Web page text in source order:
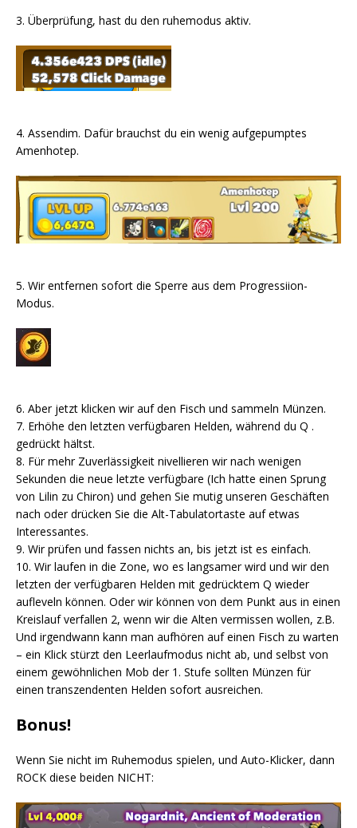
3. Überprüfung, hast du den ruhemodus aktiv.
4. Assendim. Dafür brauchst du ein wenig aufgepumptes
Amenhotep.
5. Wir entfernen sofort die Sperre aus dem Progressiion-
Modus.
6. Aber jetzt klicken wir auf den Fisch und sammeln Münzen.
7. Erhöhe den letzten verfügbaren Helden, während du Q .
gedrückt hältst.
8. Für mehr Zuverlässigkeit nivellieren wir nach wenigen
Sekunden die neue letzte verfügbare (Ich hatte einen Sprung
von Lilin zu Chiron) und gehen Sie mutig unseren Geschäften
nach oder drücken Sie die Alt-Tabulatortaste auf etwas
Interessantes.
9. Wir prüfen und fassen nichts an, bis jetzt ist es einfach.
10. Wir laufen in die Zone, wo es langsamer wird und wir den
letzten der verfügbaren Helden mit gedrücktem Q wieder
aufleveln können. Oder wir können von dem Punkt aus in einen
Kreislauf verfallen 2, wenn wir die Alten vermissen wollen, z.B.
Und irgendwann kann man aufhören auf einen Fisch zu warten
– ein Klick stürzt den Leerlaufmodus nicht ab, und selbst von
einem gewöhnlichen Mob der 1. Stufe sollten Münzen für
einen transzendenten Helden sofort ausreichen.
Bonus!
Wenn Sie nicht im Ruhemodus spielen, und Auto-Klicker, dann
ROCK diese beiden NICHT: